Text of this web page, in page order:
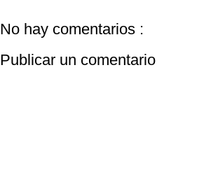
No hay comentarios :
Publicar un comentario